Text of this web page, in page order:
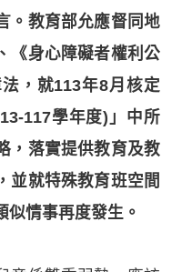
。教育部允應督同地
《身心障礙者權利公
，就113年8月核定
117學年度)」中所
，落實提供教育及教
並就特殊教育班空間
似情事再度發生。